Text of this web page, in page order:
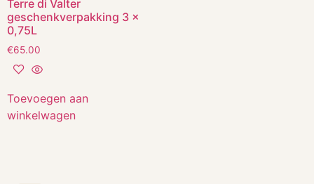
Terre di Valter
geschenkverpakking 3 x
0,75L
€65.00
Toevoegen aan
winkelwagen